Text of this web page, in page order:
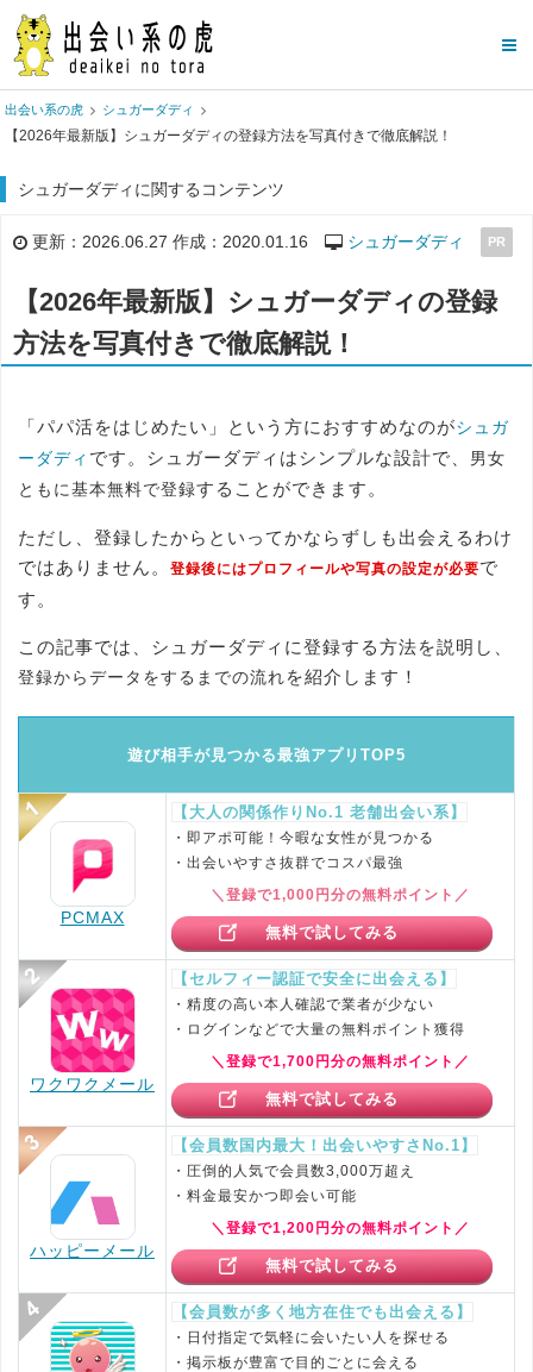
出会い系の虎 シュガーダディ
【2026年最新版】シュガーダディの登録方法を写真付きで徹底解説！
シュガーダディに関するコンテンツ
更新：2026.06.27 作成：2020.01.16 シュガーダディ PR
【2026年最新版】シュガーダディの登録
方法を写真付きで徹底解説！
「パパ活をはじめたい」という方におすすめなのがシュガ
ーダディ です。シュガーダディはシンプルな設計で、 男女
ともに基本無料で登録することができます。
ただし、登録したからといってかならずしも出会えるわけ
ではありません。
登録後にはプロフィールや写真の設定が必要で
す。
この記事では、シュガーダディに登録する方法を説明し、
登録からデータをするまでの流れを紹介します！
遊び相手が見つかる最強アプリTOP5
PCMAX
【大人の関係作りNo.1 老舗出会い系】
・即アポ可能！今暇な女性が見つかる
・出会いやすさ抜群でコスパ最強
＼登録で1,000円分の無料ポイント／
無料で試してみる
ワクワクメール
【セルフィー認証で安全に出会える】
・精度の高い本人確認で業者が少ない
・ログインなどで大量の無料ポイント獲得
＼登録で1,700円分の無料ポイント／
無料で試してみる
ハッピーメール
【会員数国内最大！出会いやすさNo.1】
・圧倒的人気で会員数3,000万超え
・料金最安かつ即会い可能
＼登録で1,200円分の無料ポイント／
無料で試してみる
【会員数が多く地方在住でも出会える】
・日付指定で気軽に会いたい人を探せる
・掲示板が豊富で目的ごとに会える